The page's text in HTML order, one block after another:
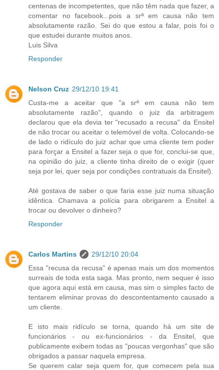
centenas de incompetentes, que não têm nada que fazer, a
comentar no facebook...pois a srª em causa não tem
absolutamente razão. Sei do que estou a falar, pois foi o
que estudei durante muitos anos.
Luis Silva
Responder
Nelson Cruz 29/12/10 19:41
Custa-me a aceitar que "a srª em causa não tem
absolutamente razão", quando o juiz da arbitragem
declarou que ela devia ter "recusado a recusa" da Ensitel
de não trocar ou aceitar o telemóvel de volta. Colocando-se
de lado o ridículo do juiz achar que uma cliente tem poder
para forçar a Ensitel a fazer seja o que for, conclui-se que,
na opinião do juiz, a cliente tinha direito de o exigir (quer
seja por lei, quer seja por condições contratuais da Ensitel).
Até gostava de saber o que faria esse juiz numa situação
idêntica. Chamava a polícia para obrigarem a Ensitel a
trocar ou devolver o dinheiro?
Responder
Carlos Martins
29/12/10 20:04
Essa "recusa da recusa" é apenas mais um dos momentos
surreais de toda esta saga. Mas pronto, nem sequer é isso
que agora aqui está em causa, mas sim o simples facto de
tentarem eliminar provas do descontentamento causado a
um cliente.
E isto mais ridículo se torna, quando há um site de
funcionários - ou ex-funcionários - da Ensitel, que
publicamente exibem todas as "poucas vergonhas" que são
obrigados a passar naquela empresa.
Se querem calar seja quem for, que comecem pela sua